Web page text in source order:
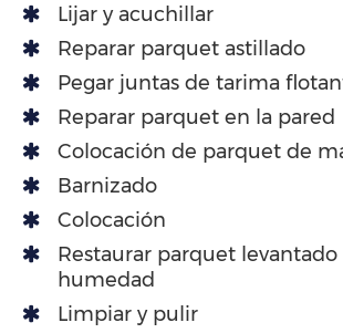
Lijar y acuchillar
Reparar parquet astillado
Pegar juntas de tarima
Reparar parquet en la pared
Colocación de parquet de
Barnizado
Colocación
Restaurar parquet levantado
humedad
Limpiar y pulir